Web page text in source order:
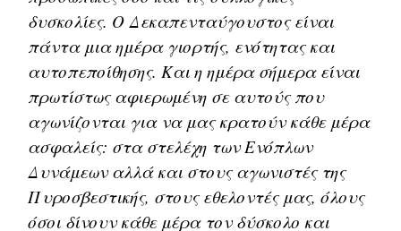
δυσκολίες. Ο Δεκαπενταύγουστος είναι
πάντα μια ημέρα γιορτής, ενότητας και
αυτοπεποίθησης. Και η ημέρα σήμερα είναι
πρωτίστως αφιερωμένη σε αυτούς που
αγωνίζονται για να μας κρατούν κάθε μέρα
ασφαλείς: στα στελέχη των Ενόπλων
Δυνάμεων αλλά και στους αγωνιστές της
Πυροσβεστικής, στους εθελοντές μας, όλους
όσοι δίνουν κάθε μέρα τον δύσκολο και